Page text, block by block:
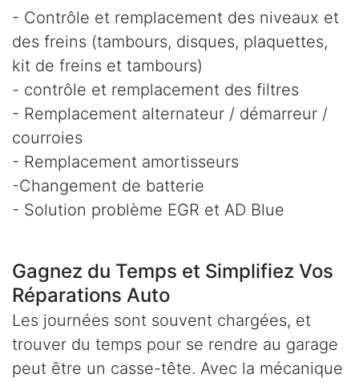
- Contrôle et remplacement des niveaux et
des freins (tambours, disques, plaquettes,
kit de freins et tambours)
- contrôle et remplacement des filtres
- Remplacement alternateur / démarreur /
courroies
- Remplacement amortisseurs
-Changement de batterie
- Solution problème EGR et AD Blue
Gagnez du Temps et Simplifiez Vos
Réparations Auto
Les journées sont souvent chargées, et
trouver du temps pour se rendre au garage
peut être un casse-tête. Avec la mécanique